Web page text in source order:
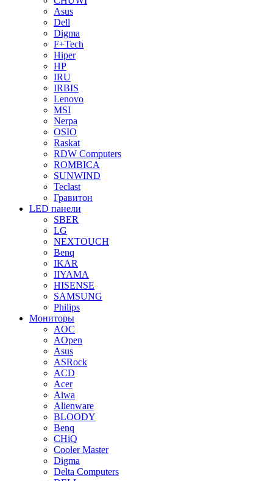
Asus
Dell
Digma
F+Tech
Hiper
HP
IRU
IRBIS
Lenovo
MSI
Nerpa
OSIO
Raskat
RDW Computers
ROMBICA
SUNWIND
Teclast
Гравитон
LED панели
SBER
LG
NEXTOUCH
Benq
IKAR
IIYAMA
HISENSE
SAMSUNG
Philips
Мониторы
AOC
AOpen
Asus
ASRock
ACD
Acer
Aiwa
Alienware
BLOODY
Benq
CHiQ
Cooler Master
Digma
Delta Computers